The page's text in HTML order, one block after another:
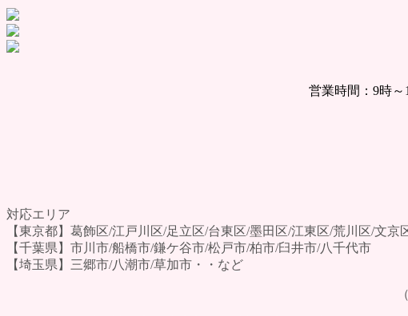
営業時間：9時
対応エリア
【東京都】葛飾区/江戸川区/足立区/台東区/墨田区/江東区/荒川区/文京
【千葉県】市川市/船橋市/鎌ケ谷市/松戸市/柏市/臼井市/八千代市
【埼玉県】三郷市/八潮市/草加市・・など